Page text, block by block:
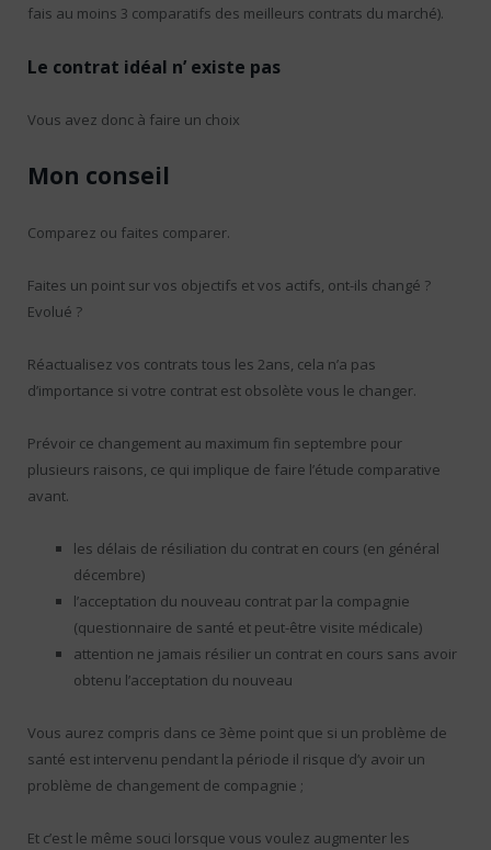
fais au moins 3 comparatifs des meilleurs contrats du marché).
Le contrat idéal n’ existe pas
Vous avez donc à faire un choix
Mon conseil
Comparez ou faites comparer.
Faites un point sur vos objectifs et vos actifs, ont-ils changé ?
Evolué ?
Réactualisez vos contrats tous les 2ans, cela n’a pas
d’importance si votre contrat est obsolète vous le changer.
Prévoir ce changement au maximum fin septembre pour
plusieurs raisons, ce qui implique de faire l’étude comparative
avant.
les délais de résiliation du contrat en cours (en général
décembre)
l’acceptation du nouveau contrat par la compagnie
(questionnaire de santé et peut-être visite médicale)
attention ne jamais résilier un contrat en cours sans avoir
obtenu l’acceptation du nouveau
Vous aurez compris dans ce 3ème point que si un problème de
santé est intervenu pendant la période il risque d’y avoir un
problème de changement de compagnie ;
Et c’est le même souci lorsque vous voulez augmenter les